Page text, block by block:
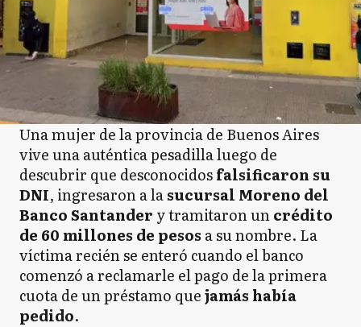
Una mujer de la provincia de Buenos Aires
vive una auténtica pesadilla luego de
descubrir que desconocidosfalsificaron su
DNI, ingresaron a lasucursal Moreno del
Banco Santander y tramitaron uncrédito
de 60 millones de pesos a su nombre. La
víctima recién se enteró cuando el banco
comenzó a reclamarle el pago de la primera
cuota de un préstamo quejamás había
pedido.